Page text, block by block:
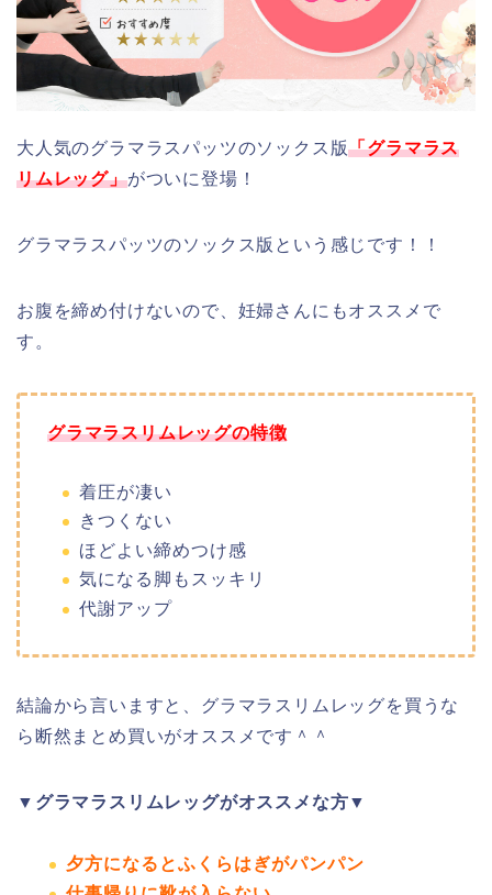
大人気のグラマラスパッツのソックス版「グラマラス
リムレッグ」がついに登場！
グラマラスパッツのソックス版という感じです！！
お腹を締め付けないので、妊婦さんにもオススメで
す。
グラマラスリムレッグの特徴
着圧が凄い
きつくない
ほどよい締めつけ感
気になる脚もスッキリ
代謝アップ
結論から言いますと、グラマラスリムレッグを買うな
ら断然まとめ買いがオススメです＾＾
▼グラマラスリムレッグがオススメな方▼
夕方になるとふくらはぎがパンパン